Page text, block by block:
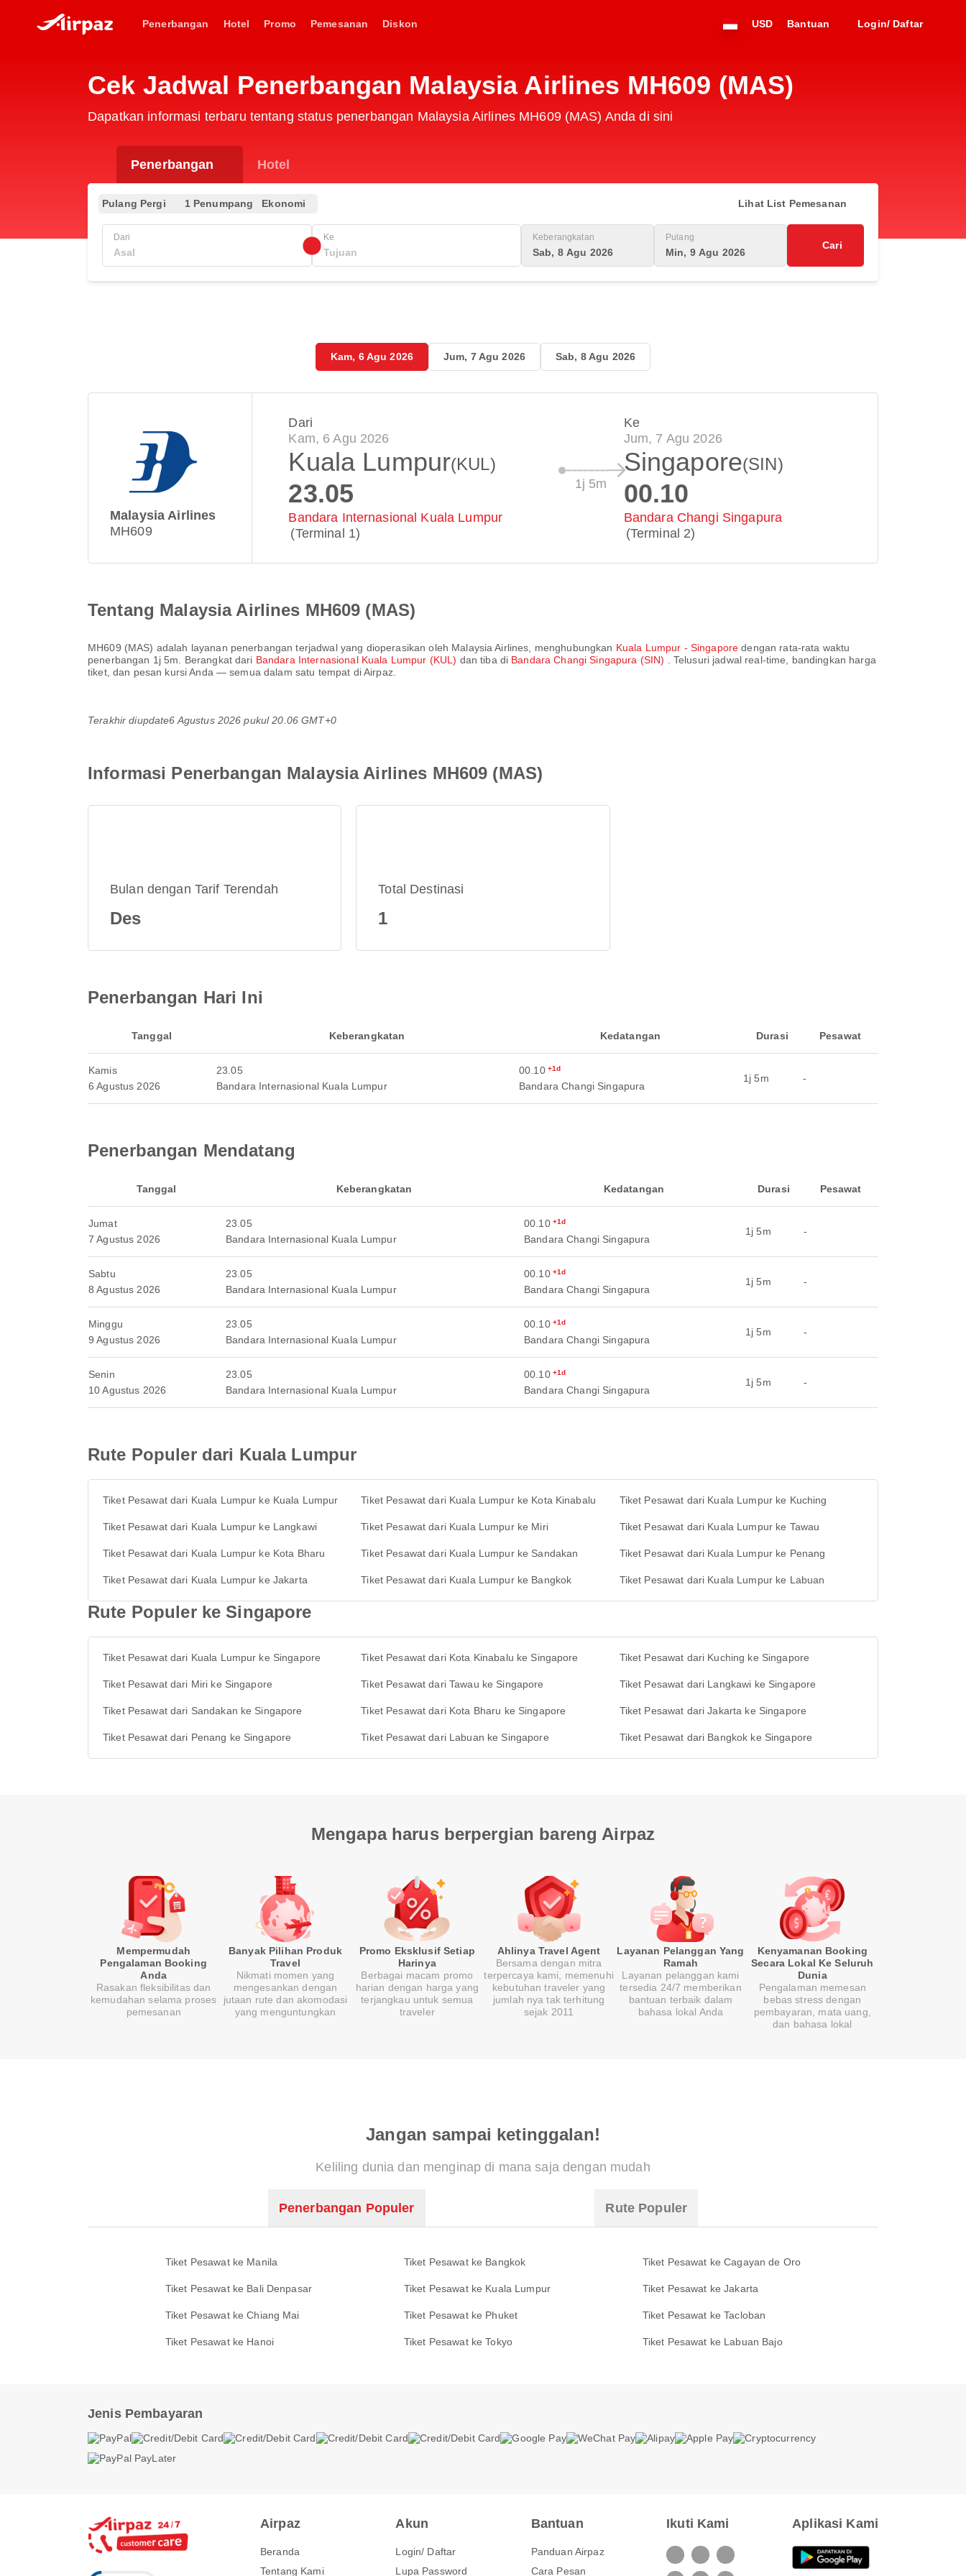
Penerbangan Hotel Promo Pemesanan Diskon USD Bantuan Login/ Daftar
Cek Jadwal Penerbangan Malaysia Airlines MH609 (MAS)
Dapatkan informasi terbaru tentang status penerbangan Malaysia Airlines MH609 (MAS) Anda di sini
Penerbangan Hotel
Pulang Pergi 1 Penumpang Ekonomi Lihat List Pemesanan
Dari Ke Keberangkatan
Sab, 8 Agu 2026
Pulang
Min, 9 Agu 2026
Cari
Kam, 6 Agu 2026 Jum, 7 Agu 2026 Sab, 8 Agu 2026
Malaysia Airlines
MH609
Dari
Kam, 6 Agu 2026
Kuala Lumpur(KUL)
23.05
Bandara Internasional Kuala Lumpur
(Terminal 1)
1j 5m
Ke
Jum, 7 Agu 2026
Singapore(SIN)
00.10
Bandara Changi Singapura
(Terminal 2)
Tentang Malaysia Airlines MH609 (MAS)
MH609 (MAS) adalah layanan penerbangan terjadwal yang dioperasikan oleh Malaysia Airlines , menghubungkan Kuala Lumpur - Singapore dengan rata-rata waktu
penerbangan 1j 5m . Berangkat dari Bandara Internasional Kuala Lumpur (KUL) dan tiba di Bandara Changi Singapura (SIN)
. Telusuri jadwal real-time, bandingkan harga
tiket, dan pesan kursi Anda — semua dalam satu tempat di Airpaz.
Terakhir diupdate6 Agustus 2026 pukul 20.06 GMT+0
Informasi Penerbangan Malaysia Airlines MH609 (MAS)
Bulan dengan Tarif Terendah
Des
Total Destinasi
1
Penerbangan Hari Ini
Tanggal Keberangkatan Kedatangan Durasi Pesawat
Kamis
6 Agustus 2026
23.05
Bandara Internasional Kuala Lumpur
00.10 +1d
Bandara Changi Singapura
1j 5m -
Penerbangan Mendatang
Tanggal Keberangkatan Kedatangan Durasi Pesawat
Jumat
7 Agustus 2026
23.05
Bandara Internasional Kuala Lumpur
00.10 +1d
Bandara Changi Singapura
1j 5m -
Sabtu
8 Agustus 2026
23.05
Bandara Internasional Kuala Lumpur
00.10 +1d
Bandara Changi Singapura
1j 5m -
Minggu
9 Agustus 2026
23.05
Bandara Internasional Kuala Lumpur
00.10 +1d
Bandara Changi Singapura
1j 5m -
Senin
10 Agustus 2026
23.05
Bandara Internasional Kuala Lumpur
00.10 +1d
Bandara Changi Singapura
1j 5m -
Rute Populer dari Kuala Lumpur
Tiket Pesawat dari Kuala Lumpur ke Kuala Lumpur Tiket Pesawat dari Kuala Lumpur ke Kota Kinabalu Tiket Pesawat dari Kuala Lumpur ke Kuching
Tiket Pesawat dari Kuala Lumpur ke Langkawi Tiket Pesawat dari Kuala Lumpur ke Miri Tiket Pesawat dari Kuala Lumpur ke Tawau
Tiket Pesawat dari Kuala Lumpur ke Kota Bharu Tiket Pesawat dari Kuala Lumpur ke Sandakan Tiket Pesawat dari Kuala Lumpur ke Penang
Tiket Pesawat dari Kuala Lumpur ke Jakarta Tiket Pesawat dari Kuala Lumpur ke Bangkok Tiket Pesawat dari Kuala Lumpur ke Labuan
Rute Populer ke Singapore
Tiket Pesawat dari Kuala Lumpur ke Singapore Tiket Pesawat dari Kota Kinabalu ke Singapore Tiket Pesawat dari Kuching ke Singapore
Tiket Pesawat dari Miri ke Singapore Tiket Pesawat dari Tawau ke Singapore Tiket Pesawat dari Langkawi ke Singapore
Tiket Pesawat dari Sandakan ke Singapore Tiket Pesawat dari Kota Bharu ke Singapore Tiket Pesawat dari Jakarta ke Singapore
Tiket Pesawat dari Penang ke Singapore Tiket Pesawat dari Labuan ke Singapore Tiket Pesawat dari Bangkok ke Singapore
Mengapa harus berpergian bareng Airpaz
Mempermudah
Pengalaman Booking
Anda
Rasakan fleksibilitas dan
kemudahan selama proses
pemesanan
Banyak Pilihan Produk
Travel
Nikmati momen yang
mengesankan dengan
jutaan rute dan akomodasi
yang menguntungkan
Promo Eksklusif Setiap
Harinya
Berbagai macam promo
harian dengan harga yang
terjangkau untuk semua
traveler
Ahlinya Travel Agent
Bersama dengan mitra
terpercaya kami, memenuhi
kebutuhan traveler yang
jumlah nya tak terhitung
sejak 2011
Layanan Pelanggan Yang
Ramah
Layanan pelanggan kami
tersedia 24/7 memberikan
bantuan terbaik dalam
bahasa lokal Anda
Kenyamanan Booking
Secara Lokal Ke Seluruh
Dunia
Pengalaman memesan
bebas stress dengan
pembayaran, mata uang,
dan bahasa lokal
Jangan sampai ketinggalan!
Keliling dunia dan menginap di mana saja dengan mudah
Penerbangan Populer Rute Populer
Tiket Pesawat ke Manila Tiket Pesawat ke Bangkok Tiket Pesawat ke Cagayan de Oro
Tiket Pesawat ke Bali Denpasar Tiket Pesawat ke Kuala Lumpur Tiket Pesawat ke Jakarta
Tiket Pesawat ke Chiang Mai Tiket Pesawat ke Phuket Tiket Pesawat ke Tacloban
Tiket Pesawat ke Hanoi Tiket Pesawat ke Tokyo Tiket Pesawat ke Labuan Bajo
Jenis Pembayaran
Airpaz
Beranda
Tentang Kami
Akun
Login/ Daftar
Lupa Password
Bantuan
Panduan Airpaz
Cara Pesan
Ikuti Kami Aplikasi Kami